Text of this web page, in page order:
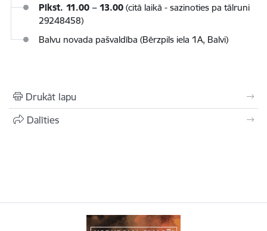
Plkst. 11.00 – 13.00 (citā laikā - sazinoties pa tālruni
29248458)
Balvu novada pašvaldība (Bērzpils iela 1A, Balvi)
Drukāt lapu
Dalīties